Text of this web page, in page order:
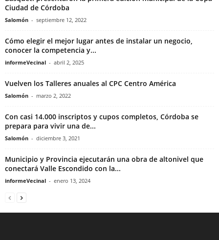
Ciudad de Córdoba
Salomón - septiembre 12, 2022
Cómo elegir el mejor lugar antes de instalar un negocio,
conocer la competencia y...
informeVecinal - abril 2, 2025
Vuelven los Talleres anuales al CPC Centro América
Salomón - marzo 2, 2022
Con casi 14.000 inscriptos y cupos completos, Córdoba se
prepara para vivir una de...
Salomón - diciembre 3, 2021
Municipio y Provincia ejecutarán una obra de altonivel que
conectará Valle Escondido con la...
informeVecinal - enero 13, 2024